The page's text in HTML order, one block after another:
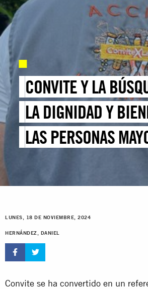
CONVITE Y LA
LA DIGNIDAD Y
LAS PERSONAS
LUNES, 18 DE NOVIEMBRE, 2024
HERNÁNDEZ, DANIEL
Convite se ha convertido en un